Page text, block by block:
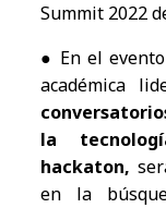
Summit 2022
● En el
académica
la
hackaton,
en la